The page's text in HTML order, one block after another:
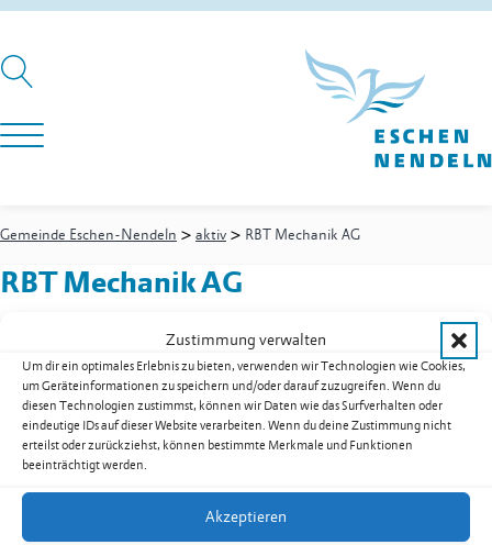
Zustimmung verwalten
Um dir ein optimales Erlebnis zu bieten, verwenden wir Technologien wie Cookies,
um Geräteinformationen zu speichern und/oder darauf zuzugreifen. Wenn du
diesen Technologien zustimmst, können wir Daten wie das Surfverhalten oder
eindeutige IDs auf dieser Website verarbeiten. Wenn du deine Zustimmung nicht
erteilst oder zurückziehst, können bestimmte Merkmale und Funktionen
beeinträchtigt werden.
Akzeptieren
Gemeinde Eschen-Nendeln > aktiv > RBT Mechanik AG
RBT Mechanik AG
Churer Strasse 60
9485Nendeln
Festnetz+423 375 01 30
E-Mailingo.temel@rbt-mechanik.com
Webwww.rbt-mechanik.com